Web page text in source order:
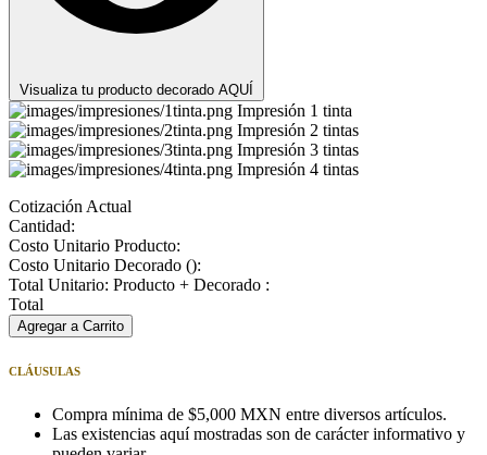
Visualiza tu producto decorado AQUÍ
Impresión 1 tinta
Impresión 2 tintas
Impresión 3 tintas
Impresión 4 tintas
Cotización Actual
Cantidad:
Costo Unitario Producto:
Costo Unitario Decorado ():
Total Unitario: Producto + Decorado :
Total
Agregar a Carrito
CLÁUSULAS
Compra mínima de $5,000 MXN entre diversos artículos.
Las existencias aquí mostradas son de carácter informativo y